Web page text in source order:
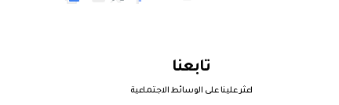
تابعنا
اعثر علينا على الوسائط الاجتماعية